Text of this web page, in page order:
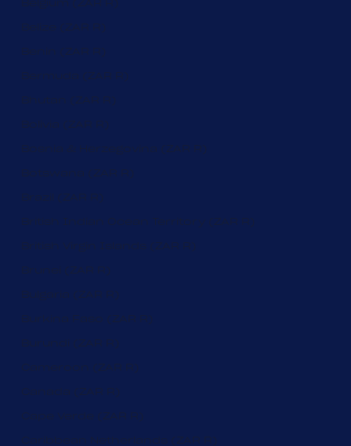
Belgium (ZAR R)
Belize (ZAR R)
Benin (ZAR R)
Bermuda (ZAR R)
Bhutan (ZAR R)
Bolivia (ZAR R)
Bosnia & Herzegovina (ZAR R)
Botswana (ZAR R)
Brazil (ZAR R)
British Indian Ocean Territory (ZAR R)
British Virgin Islands (ZAR R)
Brunei (ZAR R)
Bulgaria (ZAR R)
Burkina Faso (ZAR R)
Burundi (ZAR R)
Cameroon (ZAR R)
Canada (ZAR R)
Cape Verde (ZAR R)
Caribbean Netherlands (ZAR R)